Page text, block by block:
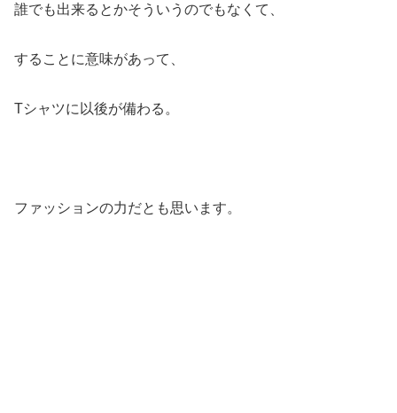
誰でも出来るとかそういうのでもなくて、
することに意味があって、
Tシャツに以後が備わる。
ファッションの力だとも思います。